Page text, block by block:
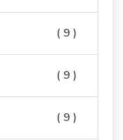
( 9 )
( 9 )
( 9 )